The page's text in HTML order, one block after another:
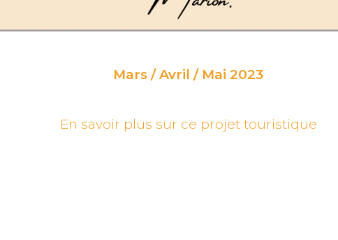
Mars / Avril / Mai 2023
En savoir plus sur ce projet touristique